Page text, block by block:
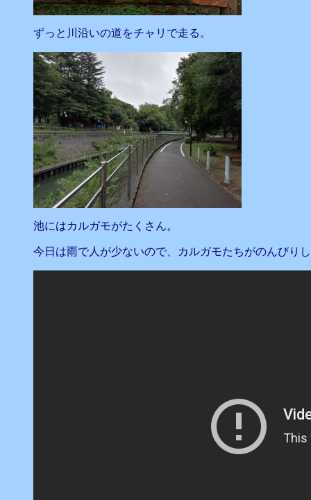
ずっと川沿いの道をチャリで走る。
池にはカルガモがたくさん。
今日は雨で人が少ないので、カルガモたちがのんびり